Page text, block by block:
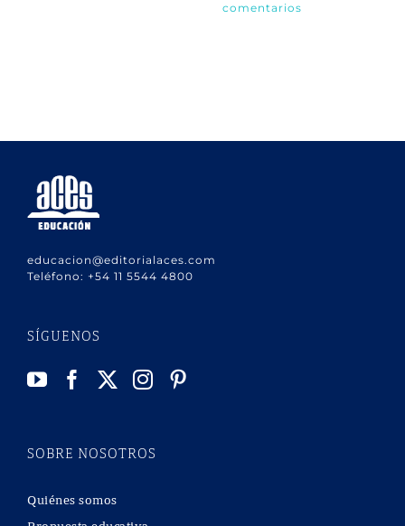
comentarios
educacion@editorialaces.com
Teléfono: +54 11 5544 4800
SÍGUENOS
SOBRE NOSOTROS
Quiénes somos